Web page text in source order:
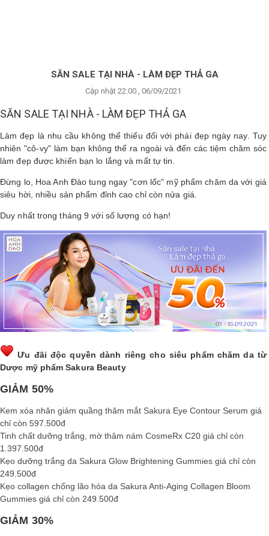
SĂN SALE TẠI NHÀ - LÀM ĐẸP THẢ GA
Cập nhật 22:00 , 06/09/2021
SĂN SALE TẠI NHÀ - LÀM ĐẸP THẢ GA
Làm đẹp là nhu cầu không thể thiếu đối với phái đẹp ngày nay. Tuy
nhiên "cô-vy" làm bạn không thể ra ngoài và đến các tiệm chăm sóc
làm đẹp được khiến bạn lo lắng và mất tự tin.
Đừng lo, Hoa Anh Đào tung ngay "cơn lốc" mỹ phẩm chăm da với giá
siêu hời, nhiều sản phẩm đỉnh cao chỉ còn nửa giá.
Duy nhất trong tháng 9 với số lượng có hạn!
Ưu đãi độc quyền dành riêng cho siêu phẩm chăm da từ
Dược mỹ phẩm Sakura Beauty
GIẢM 50%
Kem xóa nhăn giảm quầng thăm mắt Sakura Eye Contour Serum giá
chỉ còn 597.500đ
Tinh chất dưỡng trắng, mờ thâm nám CosmeRx C20 giá chỉ còn
1.397.500đ
Kẹo dưỡng trắng da Sakura Glow Brightening Gummies giá chỉ còn
249.500đ
Kẹo collagen chống lão hóa da Sakura Anti-Aging Collagen Bloom
Gummies giá chỉ còn 249.500đ
GIẢM 30%